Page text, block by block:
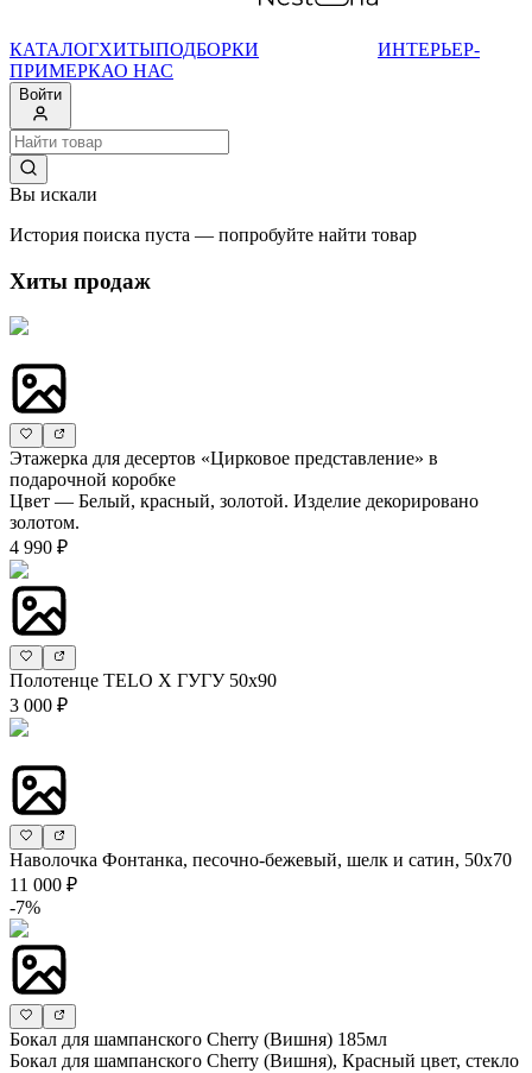
КАТАЛОГХИТЫПОДБОРКИ
ИНТЕРЬЕР-
ПРИМЕРКАО НАС
Войти
Вы искали
История поиска пуста — попробуйте найти товар
Хиты продаж
Этажерка для десертов «Цирковое представление» в
подарочной коробке
Цвет — Белый, красный, золотой. Изделие декорировано
золотом.
4 990 ₽
Полотенце TELO X ГУГУ 50х90
3 000 ₽
Наволочка Фонтанка, песочно-бежевый, шелк и сатин, 50х70
11 000 ₽
-7%
Бокал для шампанского Cherry (Вишня) 185мл
Бокал для шампанского Cherry (Вишня), Красный цвет, стекло